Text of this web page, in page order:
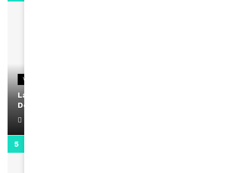
VIDEOS
La rubrique santé speciale coronavirus du
Docteur Makanda